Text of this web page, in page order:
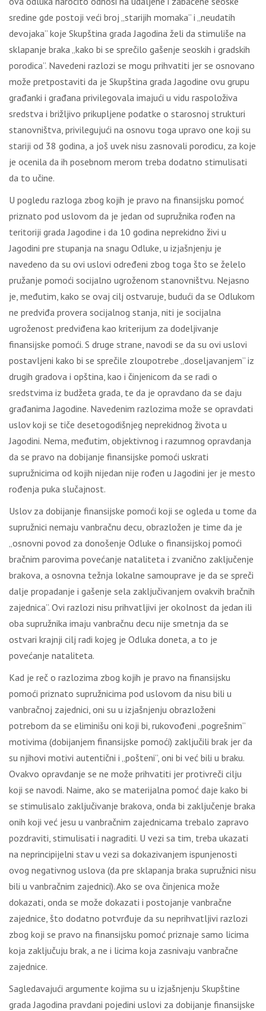
sredine gde postoji veći broj „starijih momaka” i „neudatih
devojaka” koje Skupština grada Jagodina želi da stimuliše na
sklapanje braka „kako bi se sprečilo gašenje seoskih i gradskih
porodica”. Navedeni razlozi se mogu prihvatiti jer se osnovano
može pretpostaviti da je Skupština grada Jagodine ovu grupu
građanki i građana privilegovala imajući u vidu raspoloživa
sredstva i brižljivo prikupljene podatke o starosnoj strukturi
stanovništva, privilegujući na osnovu toga upravo one koji su
stariji od 38 godina, a još uvek nisu zasnovali porodicu, za koje
je ocenila da ih posebnom merom treba dodatno stimulisati
da to učine.
U pogledu razloga zbog kojih je pravo na finansijsku pomoć
priznato pod uslovom da je jedan od supružnika rođen na
teritoriji grada Jagodine i da 10 godina neprekidno živi u
Jagodini pre stupanja na snagu Odluke, u izjašnjenju je
navedeno da su ovi uslovi određeni zbog toga što se želelo
pružanje pomoći socijalno ugroženom stanovništvu. Nejasno
je, međutim, kako se ovaj cilj ostvaruje, budući da se Odlukom
ne predviđa provera socijalnog stanja, niti je socijalna
ugroženost predviđena kao kriterijum za dodeljivanje
finansijske pomoći. S druge strane, navodi se da su ovi uslovi
postavljeni kako bi se sprečile zloupotrebe „doseljavanjem” iz
drugih gradova i opština, kao i činjenicom da se radi o
sredstvima iz budžeta grada, te da je opravdano da se daju
građanima Jagodine. Navedenim razlozima može se opravdati
uslov koji se tiče desetogodišnjeg neprekidnog života u
Jagodini. Nema, međutim, objektivnog i razumnog opravdanja
da se pravo na dobijanje finansijske pomoći uskrati
supružnicima od kojih nijedan nije rođen u Jagodini jer je mesto
rođenja puka slučajnost.
Uslov za dobijanje finansijske pomoći koji se ogleda u tome da
supružnici nemaju vanbračnu decu, obrazložen je time da je
„osnovni povod za donošenje Odluke o finansijskoj pomoći
bračnim parovima povećanje nataliteta i zvanično zaključenje
brakova, a osnovna težnja lokalne samouprave je da se spreči
dalje propadanje i gašenje sela zaključivanjem ovakvih bračnih
zajednica”. Ovi razlozi nisu prihvatljivi jer okolnost da jedan ili
oba supružnika imaju vanbračnu decu nije smetnja da se
ostvari krajnji cilj radi kojeg je Odluka doneta, a to je
povećanje nataliteta.
Kad je reč o razlozima zbog kojih je pravo na finansijsku
pomoći priznato supružnicima pod uslovom da nisu bili u
vanbračnoj zajednici, oni su u izjašnjenju obrazloženi
potrebom da se eliminišu oni koji bi, rukovođeni „pogrešnim”
motivima (dobijanjem finansijske pomoći) zaključili brak jer da
su njihovi motivi autentični i „pošteni”, oni bi već bili u braku.
Ovakvo opravdanje se ne može prihvatiti jer protivreči cilju
koji se navodi. Naime, ako se materijalna pomoć daje kako bi
se stimulisalo zaključivanje brakova, onda bi zaključenje braka
onih koji već jesu u vanbračnim zajednicama trebalo zapravo
pozdraviti, stimulisati i nagraditi. U vezi sa tim, treba ukazati
na neprincipijelni stav u vezi sa dokazivanjem ispunjenosti
ovog negativnog uslova (da pre sklapanja braka supružnici nisu
bili u vanbračnim zajednici). Ako se ova činjenica može
dokazati, onda se može dokazati i postojanje vanbračne
zajednice, što dodatno potvrđuje da su neprihvatljivi razlozi
zbog koji se pravo na finansijsku pomoć priznaje samo licima
koja zaključuju brak, a ne i licima koja zasnivaju vanbračne
zajednice.
Sagledavajući argumente kojima su u izjašnjenju Skupštine
grada Jagodina pravdani pojedini uslovi za dobijanje finansijske